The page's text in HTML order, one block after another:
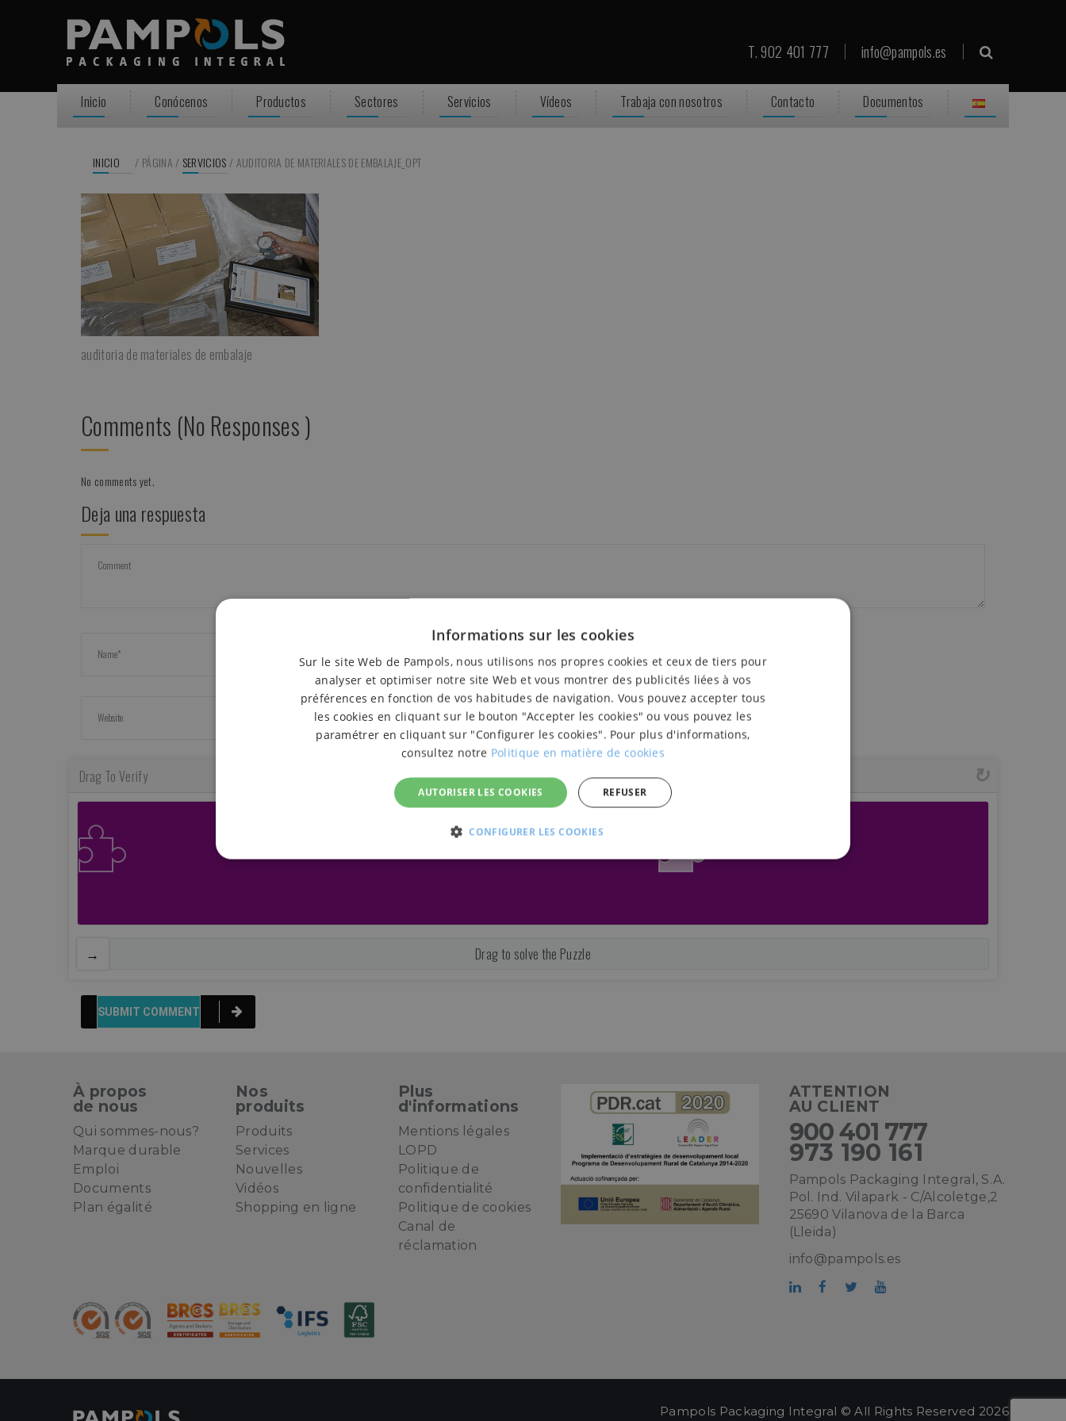
T. 902 401 777 info@pampols.es
Inicio Conócenos Productos Sectores Servicios Vídeos Trabaja con nosotros Contacto Documentos
INICIO / PÁGINA / SERVICIOS / AUDITORIA DE MATERIALES DE EMBALAJE_OPT
auditoria de materiales de embalaje
Comments (No Responses )
No comments yet.
Deja una respuesta
Drag To Verify
Drag to solve the Puzzle
À propos
de nous
Qui sommes-nous?
Marque durable
Emploi
Documents
Plan égalité
Nos
produits
Produits
Services
Nouvelles
Vidéos
Shopping en ligne
Plus
d'informations
Mentions légales
LOPD
Politique de
confidentialité
Politique de cookies
Canal de
réclamation
ATTENTION
AU CLIENT
900 401 777
973 190 161
Pampols Packaging Integral, S.A.
Pol. Ind. Vilapark - C/Alcoletge,2
25690 Vilanova de la Barca
(Lleida)
info@pampols.es
Pampols Packaging Integral © All Rights Reserved 2026
Informations sur les cookies
Sur le site Web de Pampols, nous utilisons nos propres cookies et ceux de tiers pour
analyser et optimiser notre site Web et vous montrer des publicités liées à vos
préférences en fonction de vos habitudes de navigation. Vous pouvez accepter tous
les cookies en cliquant sur le bouton "Accepter les cookies" ou vous pouvez les
paramétrer en cliquant sur "Configurer les cookies". Pour plus d'informations,
consultez notre Politique en matière de cookies
AUTORISER LES COOKIES REFUSER
CONFIGURER LES COOKIES
STRICTEMENT NÉCESSAIRES PERFORMANCE FONCTIONNALITÉ